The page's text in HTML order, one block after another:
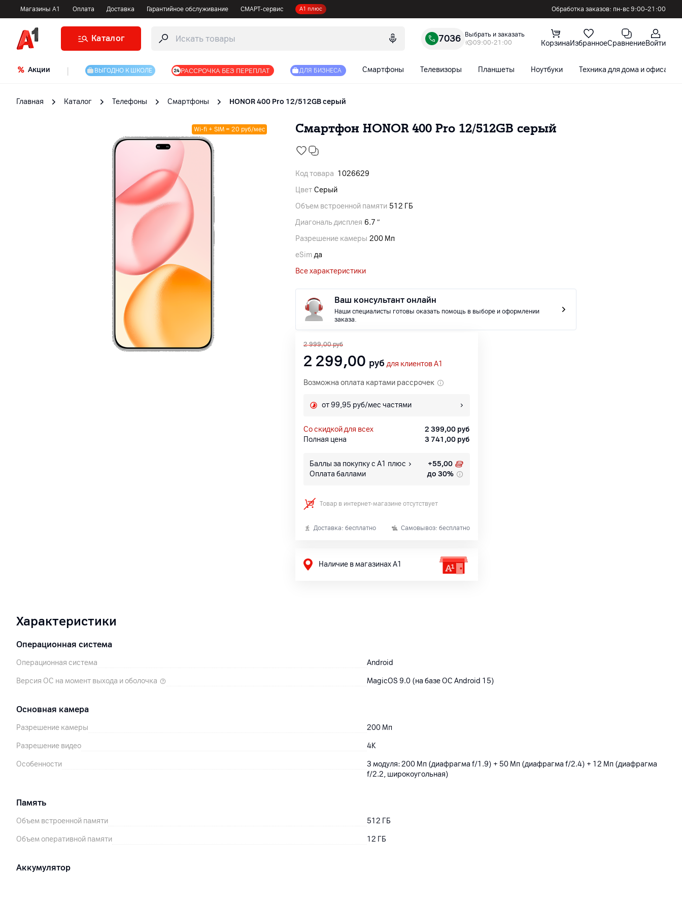
Магазины А1 Оплата Доставка Гарантийное обслуживание СМАРТ-сервис А1 плюс Обработка заказов: пн-вс 9:00–21:00
Каталог 7036
Выбрать и заказать
09:00-21:00
КорзинаИзбранноеСравнениеВойти
Акции ВЫГОДНО К ШКОЛЕ РАССРОЧКА БЕЗ ПЕРЕПЛАТ ДЛЯ БИЗНЕСА Смартфоны Телевизоры Планшеты Ноутбуки Техника для дома и офиса
Главная Каталог Телефоны Смартфоны HONOR 400 Pro 12/512GB серый
Wi-fi + SIM = 20 руб/мес Смартфон HONOR 400 Pro 12/512GB серый
Код товара 1026629
Цвет Серый
Объем встроенной памяти 512 ГБ
Диагональ дисплея 6.7 ″
Разрешение камеры 200 Мп
eSim да
Все характеристики
Ваш консультант онлайн
Наши специалисты готовы оказать помощь в выборе и оформлении
заказа.
2 999,00 руб
2 299,00 руб для клиентов A1
Возможна оплата картами рассрочек
от 99,95 руб/мес частями
со скидкой для всех 2 399,00 руб
Полная цена
3 741,00 руб
Баллы за покупку с А1 плюс +55,00
Оплата баллами
до 30%
Товар в интернет-магазине отсутствует
Доставка: бесплатно Самовывоз: бесплатно
Наличие в магазинах А1
Характеристики
Операционная система
Операционная система Android
Версия ОС на момент выхода и оболочка MagicOS 9.0 (на базе ОС Android 15)
Основная камера
Разрешение камеры 200Мп
Разрешение видео 4K
Особенности
3 модуля: 200 Мп (диафрагма f/1.9) + 50 Мп (диафрагма f/2.4) + 12 Мп (диафрагма
f/2.2, широкоугольная)
Память
Объем встроенной памяти 512 ГБ
Объем оперативной памяти 12 ГБ
Аккумулятор